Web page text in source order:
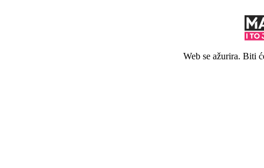
Web se ažurira. Biti